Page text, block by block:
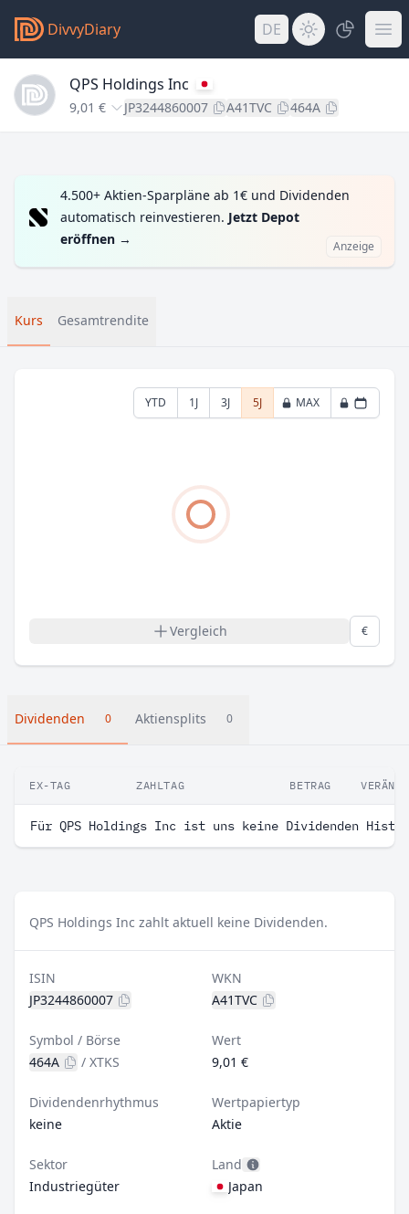
DivvyDiary DE
QPS Holdings Inc
9,01 € JP3244860007 A41TVC 464A
4.500+ Aktien-Sparpläne ab 1€ und Dividenden
automatisch reinvestieren. Jetzt Depot
eröffnen → Anzeige
Kurs Gesamtrendite
YTD 1J 3J 5J MAX
Vergleich €
Dividenden 0 Aktiensplits 0
EX-TAG ZAHLTAG BETRAG
Für QPS Holdings Inc ist uns keine Dividenden
QPS Holdings Inc zahlt aktuell keine Dividenden.
ISIN
JP3244860007
WKN
A41TVC
Symbol / Börse
464A
/ XTKS
Wert
9,01 €
Dividendenrhythmus
keine
Wertpapiertyp
Aktie
Sektor
Industriegüter
Land
Japan